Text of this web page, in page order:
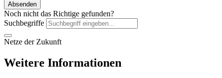
Absenden
Noch nicht das Richtige gefunden?
Suchbegriffe
Netze der Zukunft
Weitere Informationen